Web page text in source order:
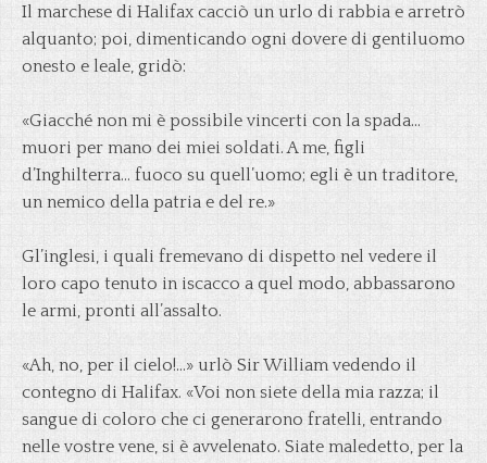
Il marchese di Halifax cacciò un urlo di rabbia e arretrò
alquanto; poi, dimenticando ogni dovere di gentiluomo
onesto e leale, gridò:
«Giacché non mi è possibile vincerti con la spada…
muori per mano dei miei soldati. A me, figli
d’Inghilterra… fuoco su quell’uomo; egli è un traditore,
un nemico della patria e del re.»
Gl’inglesi, i quali fremevano di dispetto nel vedere il
loro capo tenuto in iscacco a quel modo, abbassarono
le armi, pronti all’assalto.
«Ah, no, per il cielo!…» urlò Sir William vedendo il
contegno di Halifax. «Voi non siete della mia razza; il
sangue di coloro che ci generarono fratelli, entrando
nelle vostre vene, si è avvelenato. Siate maledetto, per la